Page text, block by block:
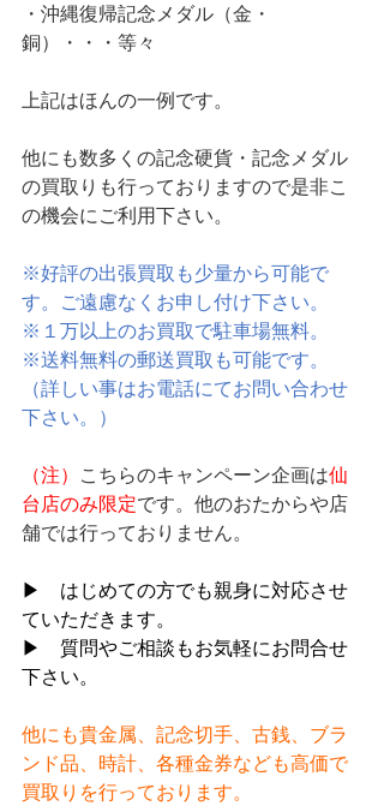
・沖縄復帰記念メダル（金・
銅）・・・等々
上記はほんの一例です。
他にも数多くの記念硬貨・記念メダル
の買取りも行っておりますので是非こ
の機会にご利用下さい。
※好評の出張買取も少量から可能で
す。ご遠慮なくお申し付け下さい。
※１万以上のお買取で駐車場無料。
※送料無料の郵送買取も可能です。
（詳しい事はお電話にてお問い合わせ
下さい。）
（注） こちらのキャンペーン企画は仙
台店のみ限定です。他のおたからや店
舗では行っておりません。
▶　はじめての方でも親身に対応させ
ていただきます。
▶　質問やご相談もお気軽にお問合せ
下さい。
他にも貴金属、記念切手、古銭、ブラ
ンド品、時計、各種金券なども高価で
買取りを行っております。